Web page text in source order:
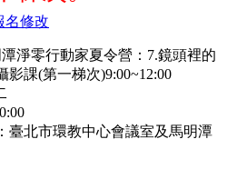
名修改
潭淨零行動家夏令營：7.鏡頭裡的
影課(第一梯次)9:00~12:00
臺北市環教中心會議室及馬明潭